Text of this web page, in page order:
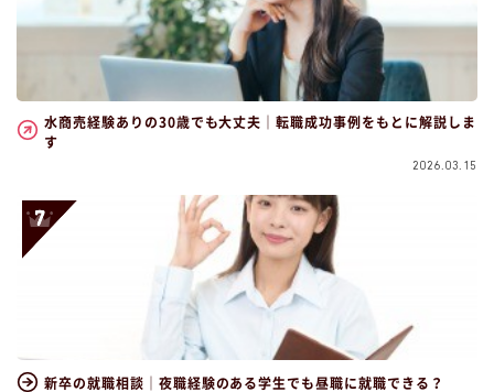
水商売経験ありの30歳でも大丈夫｜転職成功事例をもとに解説しま
す
2026.03.15
新卒の就職相談｜夜職経験のある学生でも昼職に就職できる？